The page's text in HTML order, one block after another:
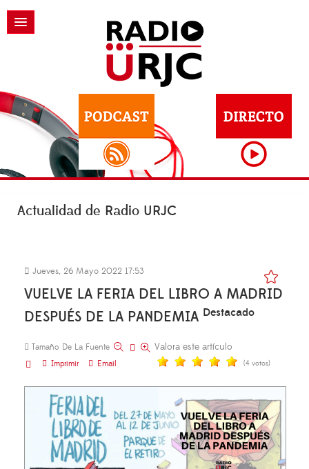
Actualidad de Radio URJC
Jueves, 26 Mayo 2022 17:53
VUELVE LA FERIA DEL LIBRO A MADRID
DESPUÉS DE LA PANDEMIA Destacado
Tamaño De La Fuente
Imprimir
Email
Valora este artículo
(4 votos)